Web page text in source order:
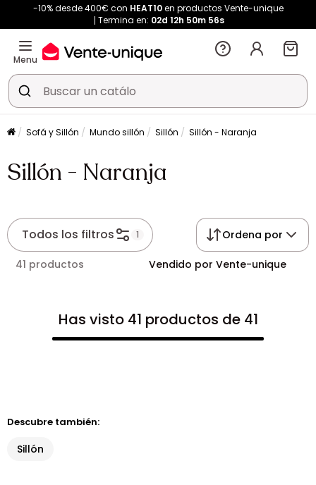
-10% desde 400€ con HEAT10en productos Vente-unique
Termina en: 02d 12h 50m 56s
Menu
Sofá y Sillón Mundo sillón Sillón Sillón - Naranja
Sillón - Naranja
Todos los filtros 1 Ordena por
41 productos Vendido por Vente-unique
Has visto 41 productos de 41
Descubre también:
Sillón